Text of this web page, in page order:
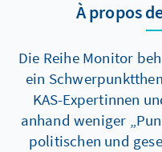
umfassen.
260.000 Kräften in
nicht erreicht zu
À propos
Die Reihe Monitor
ein
KAS-Expertinnen
anhand weniger
politischen und